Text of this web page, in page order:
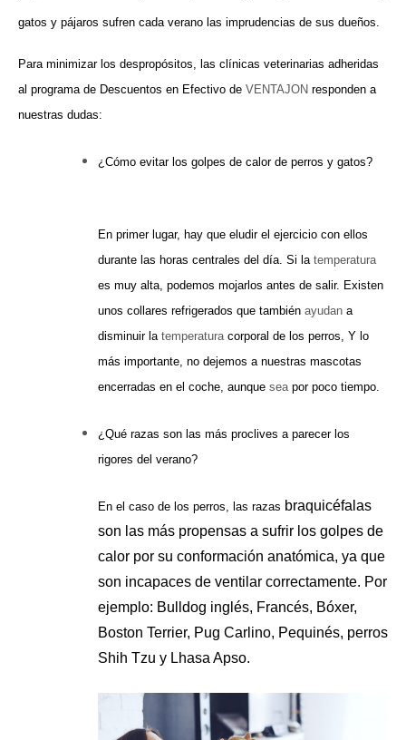
gatos y pájaros sufren cada verano las imprudencias de sus dueños.
Para minimizar los despropósitos, las clínicas veterinarias adheridas
al programa de Descuentos en Efectivo de VENTAJON responden a
nuestras dudas:
¿Cómo evitar los golpes de calor de perros y gatos?
En primer lugar, hay que eludir el ejercicio con ellos
durante las horas centrales del día. Si latemperatura
es muy alta, podemos mojarlos antes de salir. Existen
unos collares refrigerados que también ayudan a
disminuir la temperatura corporal de los perros, Y lo
más importante, no dejemos a nuestras mascotas
encerradas en el coche, aunque sea por poco tiempo.
¿Qué razas son las más proclives a parecer los
rigores del verano?
En el caso de los perros, las razas braquicéfalas
son las más propensas a sufrir los golpes de
calor por su conformación anatómica, ya que
son incapaces de ventilar correctamente. Por
ejemplo: Bulldog inglés, Francés, Bóxer,
Boston Terrier, Pug Carlino, Pequinés, perros
Shih Tzu y Lhasa Apso.